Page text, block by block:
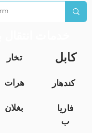
تخار کابل
هرات
کندهار
بغلان
فاریا
ب